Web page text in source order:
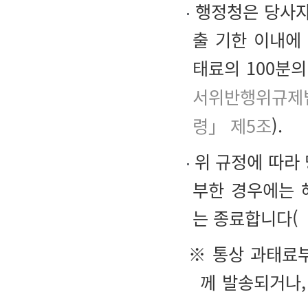
행정청은 당사
출 기한 이내에
태료의 100분
서위반행위규
령」 제5조).
위 규정에 따라
부한 경우에는
는 종료합니다(
※ 통상 과태료
께 발송되거